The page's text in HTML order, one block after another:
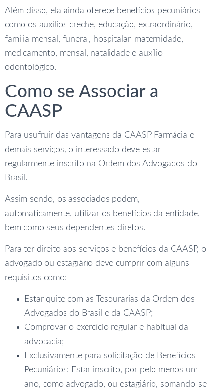
Além disso, ela ainda oferece benefícios pecuniários
como os auxílios creche, educação, extraordinário,
família mensal, funeral, hospitalar, maternidade,
medicamento, mensal, natalidade e auxílio
odontológico.
Como se Associar a
CAASP
Para usufruir das vantagens da CAASP Farmácia e
demais serviços, o interessado deve estar
regularmente inscrito na Ordem dos Advogados do
Brasil.
Assim sendo, os associados podem,
automaticamente, utilizar os benefícios da entidade,
bem como seus dependentes diretos.
Para ter direito aos serviços e benefícios da CAASP, o
advogado ou estagiário deve cumprir com alguns
requisitos como:
Estar quite com as Tesourarias da Ordem dos
Advogados do Brasil e da CAASP;
Comprovar o exercício regular e habitual da
advocacia;
Exclusivamente para solicitação de Benefícios
Pecuniários: Estar inscrito, por pelo menos um
ano, como advogado, ou estagiário, somando-se